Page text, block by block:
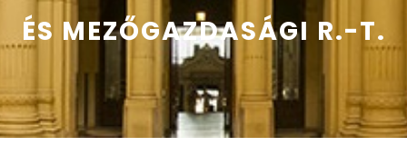
ÉS MEZŐGAZDASÁGI R.-T.